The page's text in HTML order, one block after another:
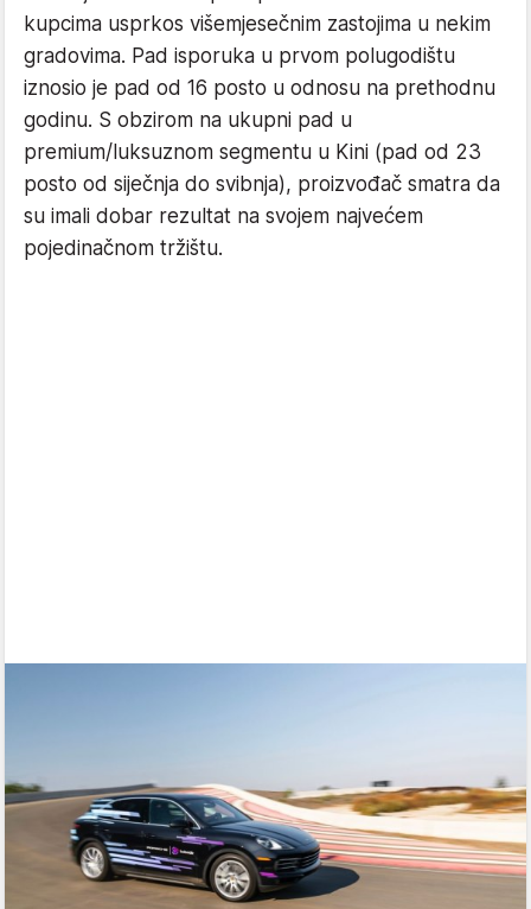
kupcima usprkos višemjesečnim zastojima u nekim
gradovima. Pad isporuka u prvom polugodištu
iznosio je pad od 16 posto u odnosu na prethodnu
godinu. S obzirom na ukupni pad u
premium/luksuznom segmentu u Kini (pad od 23
posto od siječnja do svibnja), proizvođač smatra da
su imali dobar rezultat na svojem najvećem
pojedinačnom tržištu.